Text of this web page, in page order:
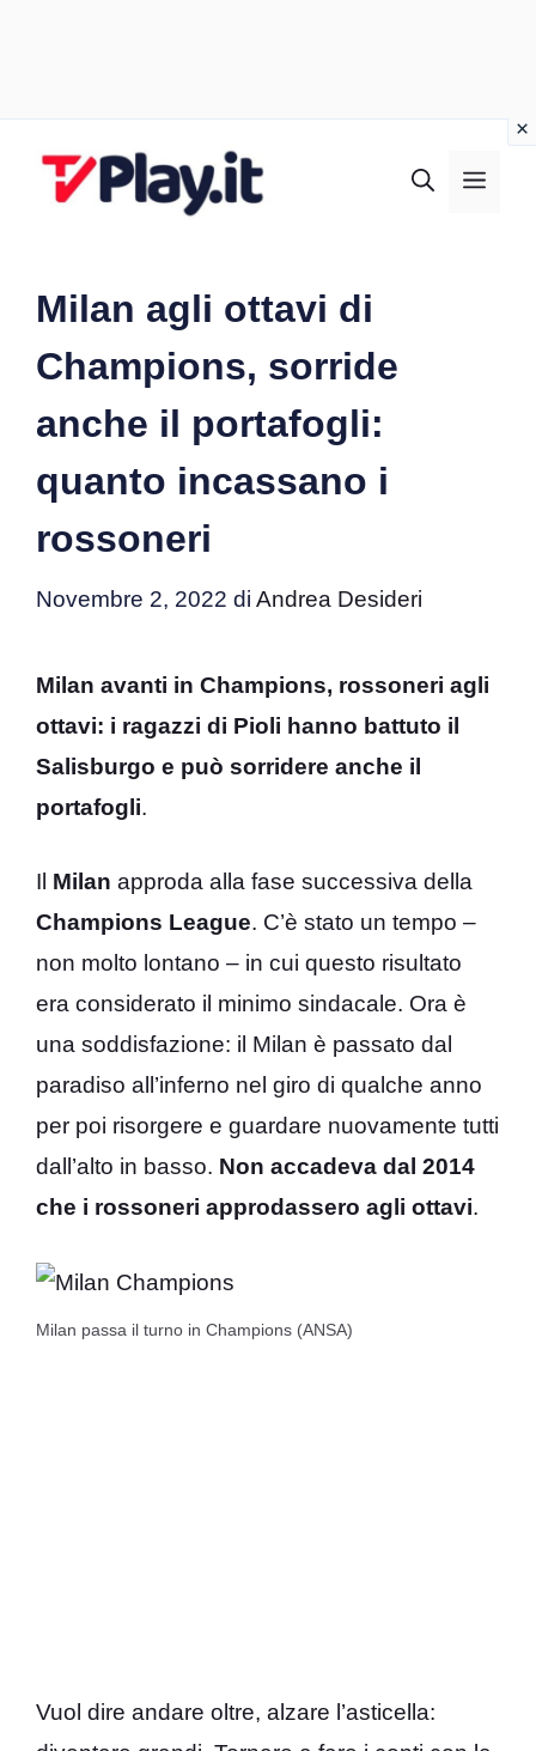
Milan agli ottavi di
Champions, sorride
anche il portafogli:
quanto incassano i
rossoneri
Novembre 2, 2022 di Andrea Desideri
Milan avanti in Champions, rossoneri agli
ottavi: i ragazzi di Pioli hanno battuto il
Salisburgo e può sorridere anche il
portafogli.
Il Milan approda alla fase successiva della
Champions League. C’è stato un tempo –
non molto lontano – in cui questo risultato
era considerato il minimo sindacale. Ora è
una soddisfazione: il Milan è passato dal
paradiso all’inferno nel giro di qualche anno
per poi risorgere e guardare nuovamente tutti
dall’alto in basso. Non accadeva dal 2014
che i rossoneri approdassero agli ottavi.
Milan passa il turno in Champions (ANSA)
Vuol dire andare oltre, alzare l’asticella: